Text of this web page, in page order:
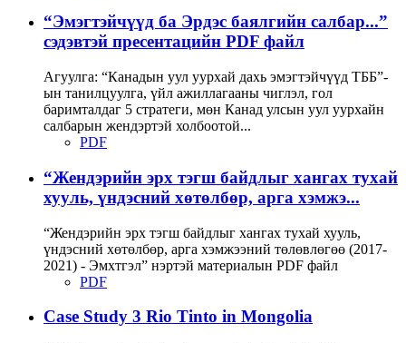
“Эмэгтэйчүүд ба Эрдэс баялгийн салбар...”
сэдэвтэй пресентацийн PDF файл
Агуулга: “Канадын уул уурхай дахь эмэгтэйчүүд ТББ”-
ын танилцуулга, үйл ажиллагааны чиглэл, гол
баримталдаг 5 стратеги, мөн Канад улсын уул уурхайн
салбарын жендэртэй холбоотой...
PDF
“Жендэрийн эрх тэгш байдлыг хангах тухай
хууль, үндэсний хөтөлбөр, арга хэмжэ...
“Жендэрийн эрх тэгш байдлыг хангах тухай хууль,
үндэсний хөтөлбөр, арга хэмжээний төлөвлөгөө (2017-
2021) - Эмхтгэл” нэртэй материалын PDF файл
PDF
Case Study 3 Rio Tinto in Mongolia